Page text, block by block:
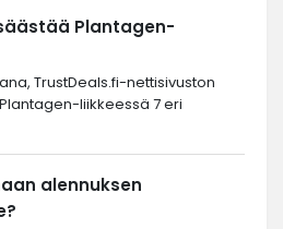
Plantagen-
TrustDeals.fi-nettisivuston
liikkeessä 7 eri
alennuksen